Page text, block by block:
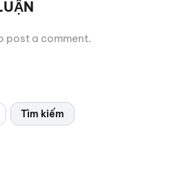
Tìm kiếm
post a comment.